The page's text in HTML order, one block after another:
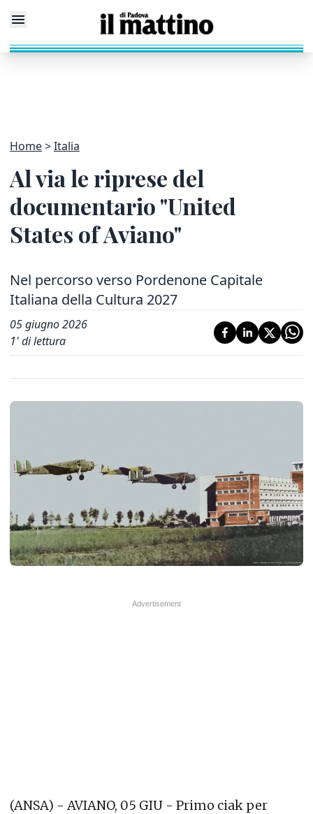
Home Italia
Al via le riprese del
documentario "United
States of Aviano"
Nel percorso verso Pordenone Capitale
Italiana della Cultura 2027
05 giugno 2026
1' di lettura
(ANSA) - AVIANO, 05 GIU - Primo ciak per